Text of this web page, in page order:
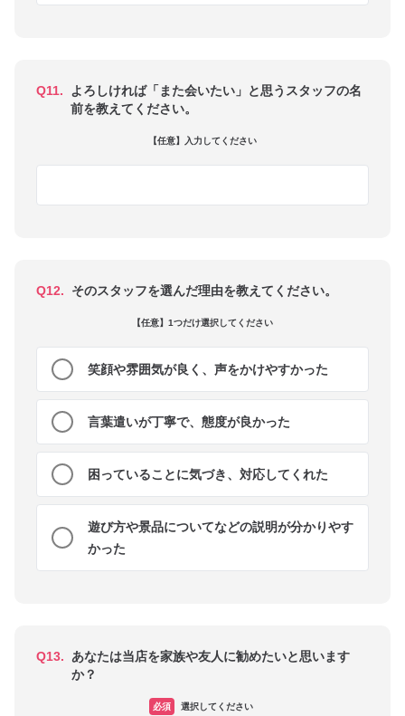
Q11.
よろしければ「また会いたい」と思うスタッフの名
前を教えてください。
【任意】入力してください
Q12. そのスタッフを選んだ理由を教えてください。
【任意】1つだけ選択してください
笑顔や雰囲気が良く、声をかけやすかった
言葉遣いが丁寧で、態度が良かった
困っていることに気づき、対応してくれた
遊び方や景品についてなどの説明が分かりやす
かった
Q13.
あなたは当店を家族や友人に勧めたいと思います
か？
必須 選択してください